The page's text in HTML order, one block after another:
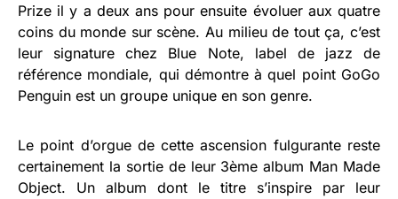
Prize il y a deux ans pour ensuite évoluer aux quatre
coins du monde sur scène. Au milieu de tout ça, c’est
leur signature chez Blue Note, label de jazz de
référence mondiale, qui démontre à quel point GoGo
Penguin est un groupe unique en son genre.
Le point d’orgue de cette ascension fulgurante reste
certainement la sortie de leur 3ème album Man Made
Object. Un album dont le titre s’inspire par leur